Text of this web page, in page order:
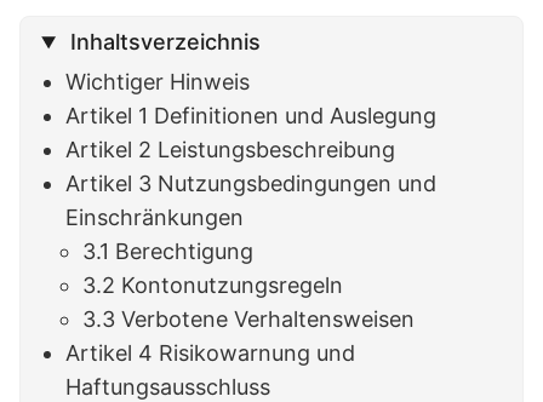
Inhaltsverzeichnis
Wichtiger Hinweis
Artikel 1 Definitionen und Auslegung
Artikel 2 Leistungsbeschreibung
Artikel 3 Nutzungsbedingungen und
Einschränkungen
3.1 Berechtigung
3.2 Kontonutzungsregeln
3.3 Verbotene Verhaltensweisen
Artikel 4 Risikowarnung und
Haftungsausschluss